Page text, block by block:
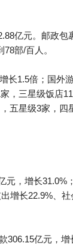
亿元。邮政
部/百人。
长1.5倍；国外
，三星级饭店
五星级3家，
，增长31.0%
增长22.9%、
亿元，增